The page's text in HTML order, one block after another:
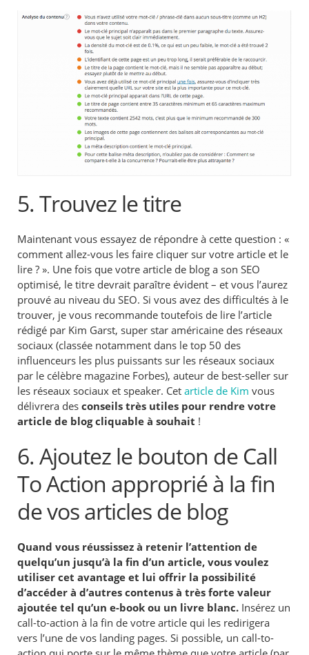
5. Trouvez le titre
Maintenant vous essayez de répondre à cette question : «
comment allez-vous les faire cliquer sur votre article et le
lire ? ». Une fois que votre article de blog a son SEO
optimisé, le titre devrait paraître évident – et vous l’aurez
prouvé au niveau du SEO. Si vous avez des difficultés à le
trouver, je vous recommande toutefois de lire l’article
rédigé par Kim Garst, super star américaine des réseaux
sociaux (classée notamment dans le top 50 des
influenceurs les plus puissants sur les réseaux sociaux
par le célèbre magazine Forbes), auteur de best-seller sur
les réseaux sociaux et speaker. Cetarticle de Kim vous
délivrera desconseils très utiles pour rendre votre
article de blog cliquable à souhait !
6. Ajoutez le bouton de Call
To Action approprié à la fin
de vos articles de blog
Quand vous réussissez à retenir l’attention de
quelqu’un jusqu’à la fin d’un article, vous voulez
utiliser cet avantage et lui offrir la possibilité
d’accéder à d’autres contenus à très forte valeur
ajoutée tel qu’un e-book ou un livre blanc. Insérez un
call-to-action à la fin de votre article qui les redirigera
vers l’une de vos landing pages. Si possible, un call-to-